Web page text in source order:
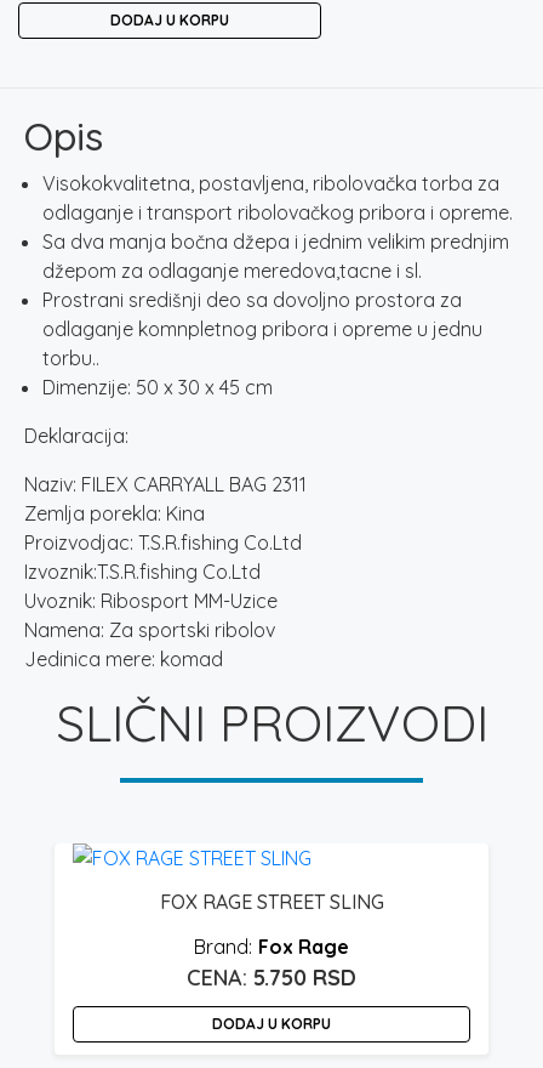
DODAJ U KORPU
Opis
Visokokvalitetna, postavljena, ribolovačka torba za
odlaganje i transport ribolovačkog pribora i opreme.
Sa dva manja bočna džepa i jednim velikim prednjim
džepom za odlaganje meredova,tacne i sl.
Prostrani središnji deo sa dovoljno prostora za
odlaganje komnpletnog pribora i opreme u jednu
torbu..
Dimenzije: 50 x 30 x 45 cm
Deklaracija:
Naziv: FILEX CARRYALL BAG 2311
Zemlja porekla: Kina
Proizvodjac: T.S.R.fishing Co.Ltd
Izvoznik:T.S.R.fishing Co.Ltd
Uvoznik: Ribosport MM-Uzice
Namena: Za sportski ribolov
Jedinica mere: komad
SLIČNI PROIZVODI
FOX RAGE STREET SLING
Fox Rage
5.750 RSD
DODAJ U KORPU